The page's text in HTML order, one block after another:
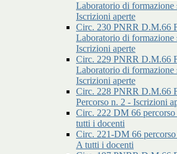
Laboratorio di formazione
Iscrizioni aperte
Circ. 230 PNRR D.M.66
Laboratorio di formazione
Iscrizioni aperte
Circ. 229 PNRR D.M.66
Laboratorio di formazione
Iscrizioni aperte
Circ. 228 PNRR D.M.66
Percorso n. 2 - Iscrizioni
Circ. 222 DM 66
tutti i docenti
Circ. 221-DM 66
A tutti i docenti